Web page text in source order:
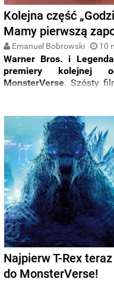
Kolejna część
Mamy pierwszą
Emanuel Bobrowski 10
Warner Bros. i
premiery kolejnej
MonsterVerse.Szósty
krótkiteaser
Najpierw T-Rex
do MonsterVerse!